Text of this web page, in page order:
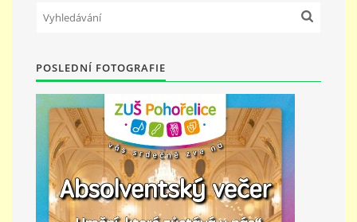
DOTACE
GDPR
POSLEDNÍ FOTOGRAFIE